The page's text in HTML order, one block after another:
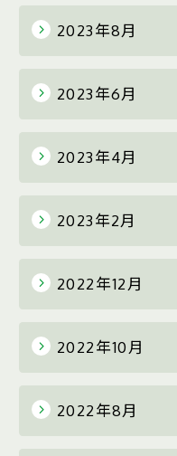
2023年8月
2023年6月
2023年4月
2023年2月
2022年12月
2022年10月
2022年8月